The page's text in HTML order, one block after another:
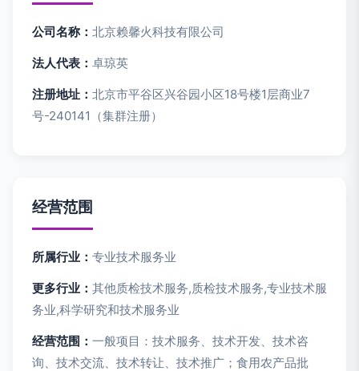
公司名称： 北京赖馨火科技有限公司
法人代表： 卓琼英
注册地址： 北京市平谷区兴谷园小区18号楼1层商业7
号-240141（集群注册）
经营范围
所属行业： 专业技术服务业
更多行业： 其他质检技术服务,质检技术服务,专业技术服
务业,科学研究和技术服务业
经营范围： 一般项目：技术服务、技术开发、技术咨
询、技术交流、技术转让、技术推广；食用农产品批